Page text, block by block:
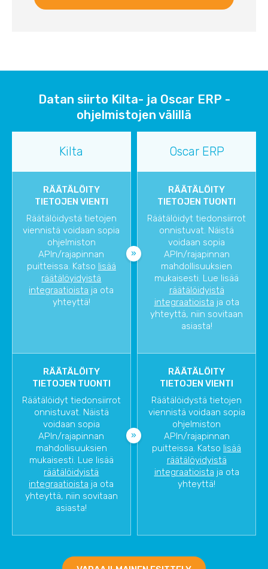
Datan siirto Kilta- ja Oscar ERP -
ohjelmistojen välillä
Kilta Oscar ERP
RÄÄTÄLÖITY
TIETOJEN VIENTI
Räätälöidystä tietojen
viennistä voidaan sopia
ohjelmiston
APIn/rajapinnan
puitteissa. Katso lisää
räätälöyidyistä
integraatioista ja ota
yhteyttä!
RÄÄTÄLÖITY
TIETOJEN TUONTI
Räätälöidyt tiedonsiirrot
onnistuvat. Näistä
voidaan sopia
APIn/rajapinnan
mahdollisuuksien
mukaisesti. Lue lisää
räätälöidyistä
integraatioista ja ota
yhteyttä, niin sovitaan
asiasta!
RÄÄTÄLÖITY
TIETOJEN TUONTI
Räätälöidyt tiedonsiirrot
onnistuvat. Näistä
voidaan sopia
APIn/rajapinnan
mahdollisuuksien
mukaisesti. Lue lisää
räätälöidyistä
integraatioista ja ota
yhteyttä, niin sovitaan
asiasta!
RÄÄTÄLÖITY
TIETOJEN VIENTI
Räätälöidystä tietojen
viennistä voidaan sopia
ohjelmiston
APIn/rajapinnan
puitteissa. Katso lisää
räätälöyidyistä
integraatioista ja ota
yhteyttä!